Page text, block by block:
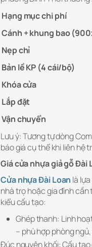
Hạng mục chi phí
Cánh + khung bao
Nẹp chỉ
Bản lề KP (4 cái/bộ)
Khóa cửa
Lắp đặt
Vận chuyển
Lưu ý: Tương tự dòng
báo giá cụ thể khi liên hệ
Giá cửa nhựa giả gỗ
Cửa nhựa Đài Loan là
nhà trọ hoặc gia đình cần
kiểu cấu tạo:
Ghép thanh: Linh
– phù hợp phòng
Đúc nguyên khối: Cấu